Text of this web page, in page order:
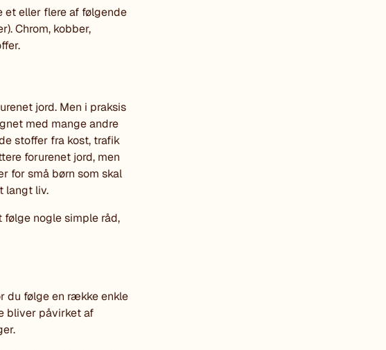
et eller flere af følgende
Chrom, kobber,
jord. Men i praksis
med mange andre
stoffer fra kost, trafik
forurenet jord, men
for små børn som skal
langt liv.
følge nogle simple råd,
du følge en række enkle
bliver påvirket af